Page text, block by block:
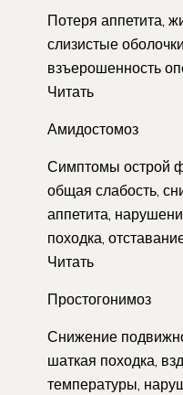
Потеря аппетита,
слизистые
взъерошенность
Читать
Амидостомоз
Симптомы острой
общая слабость,
аппетита,
походка,
Читать
Простогонимоз
Снижение
шаткая походка,
температуры,